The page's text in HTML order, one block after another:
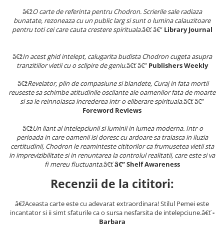
ScienceConnection
TP ROLL
â€žO carte de referinta pentru Chodron. Scrierile sale radiaza
bunatate, rezoneaza cu un public larg si sunt o lumina calauzitoare
pentru toti cei care cauta crestere spirituala.â€ť â€” Library Journal
â€žIn acest ghid intelept, calugarita budista Chodron cugeta asupra
tranzitiilor vietii cu o sclipire de geniu.â€ť â€” Publishers Weekly
â€žRevelator, plin de compasiune si blandete, Curaj in fata mortii
reuseste sa schimbe atitudinile oscilante ale oamenilor fata de moarte
si sa le reinnoiasca increderea intr-o eliberare spirituala.â€ť â€”
Foreword Reviews
â€žUn liant al intelepciunii si luminii in lumea moderna. Intr-o
perioada in care oamenii isi doresc cu ardoare sa traiasca in iluzia
certitudinii, Chodron le reaminteste cititorilor ca frumusetea vietii sta
in imprevizibilitate si in renuntarea la controlul realitatii, care este si va
fi mereu fluctuanta.â€ťâ€” Shelf Awareness
Recenzii de la cititori:
â€žAceasta carte este cu adevarat extraordinara! Stilul Pemei este
incantator si ii simt sfaturile ca o sursa nesfarsita de intelepciune.â€ť-
Barbara